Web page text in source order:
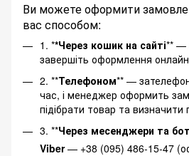
Ви можете оформити
вас способом:
1. **Через кошик на сайті** —
завершіть оформлення
2. **Телефоном** —
час, і менеджер оформить
підібрати товар та визначити
3. **Через месенджери та
Viber— +38 (095) 486-15-47